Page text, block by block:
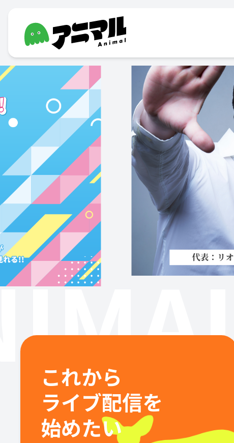
これから
ライブ配信を
始めたい